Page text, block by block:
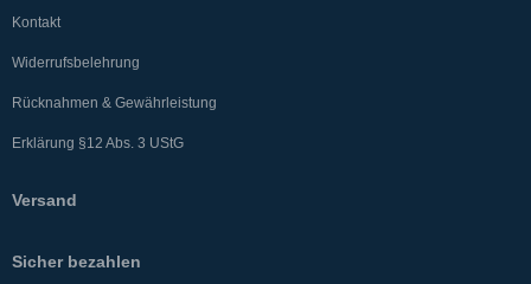
Kontakt
Widerrufsbelehrung
Rücknahmen & Gewährleistung
Erklärung §12 Abs. 3 UStG
Versand
Sicher bezahlen